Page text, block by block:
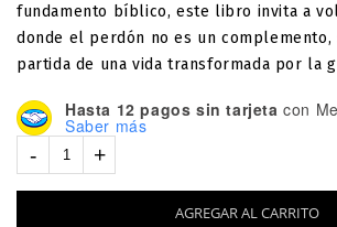
fundamento bíblico, este libro invita a
donde el perdón no es un
partida de una vida transformada por la
Hasta 12 pagos sin tarjeta con
Saber más
AGREGAR AL CARRITO